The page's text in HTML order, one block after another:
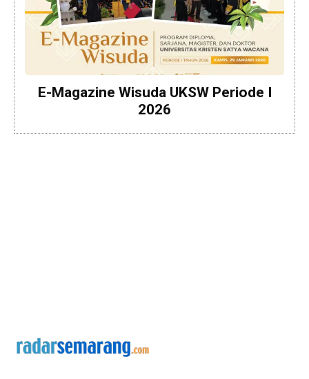
E-Magazine Wisuda UKSW Periode I
2026